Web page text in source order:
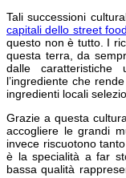
Tali successioni
capitali dello street food
questo non è tutto. I
questa terra, da
dalle
l’ingrediente che
ingredienti locali
Grazie a questa
accogliere le grandi
invece riscuotono
è la specialità a far
bassa qualità